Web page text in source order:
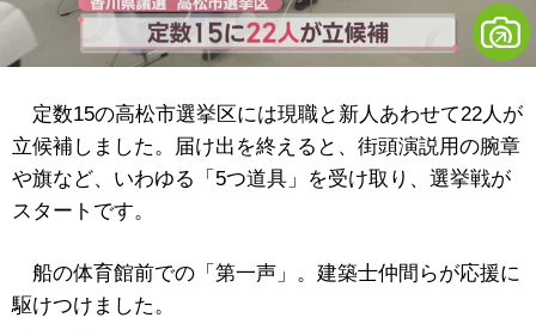
定数15の高松市選挙区には現職と新人あわせて22人が
立候補しました。届け出を終えると、街頭演説用の腕章
や旗など、いわゆる「5つ道具」を受け取り、選挙戦が
スタートです。
船の体育館前での「第一声」。建築士仲間らが応援に
駆けつけました。